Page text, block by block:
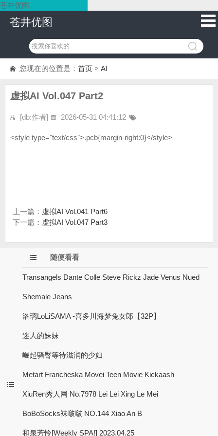
苍井优图
苍井优图
您现在的位置是： 首页 > AI
虚拟AI Vol.047 Part2
[db:作者] 2026-05-31 04:41:12
<style type="text/css">.pcb{margin-right:0}</style>
上一篇： 虚拟AI Vol.041 Part6
下一篇： 虚拟AI Vol.047 Part3
随便看看
Transangels Dante Colle Steve Rickz Jade Venus Nued
Shemale Jeans
洛璃LoLiSAMA -喜多川海梦兔女郎【32P】
迷人的妹妹
崛起骚臀等待滋润的少妇
Metart Francheska Movei Teen Movie Kickaash
XiuRen秀人网 No.7978 Lei Lei Xing Le Mei
BoBoSocks袜啵啵 NO.144 Xiao An B
和泉芳怜[Weekly SPA!] 2023.04.25